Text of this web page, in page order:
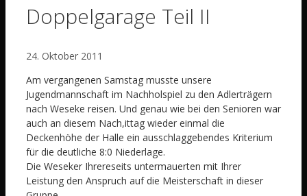
Doppelgarage Teil II
24. Oktober 2011
Am vergangenen Samstag musste unsere
Jugendmannschaft im Nachholspiel zu den Adlerträgern
nach Weseke reisen. Und genau wie bei den Senioren war
auch an diesem Nach,ittag wieder einmal die
Deckenhöhe der Halle ein ausschlaggebendes Kriterium
für die deutliche 8:0 Niederlage.
Die Weseker Ihrereseits untermauerten mit Ihrer
Leistung den Anspruch auf die Meisterschaft in dieser